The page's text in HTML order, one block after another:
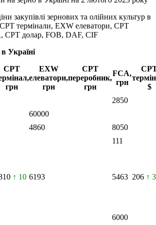
закупівлі зернових та олійних культур в
термінали, EXW елеватори, CPT
CPT долар, FOB, DAF, CIF
Україні
CPT
грн
EXW
елеватори,
грн
CPT
переробник,
грн
FCA,
грн
$
2850
60000
4860
8050
111
↑ 10 6193 5463 206 ↑ 3
6000